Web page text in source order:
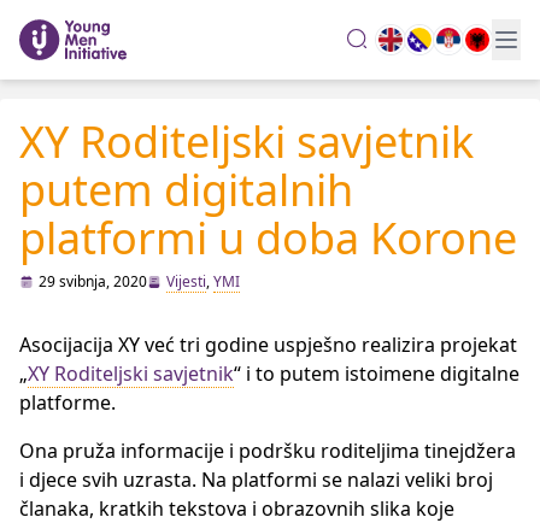
search
XY Roditeljski savjetnik
putem digitalnih
platformi u doba Korone
29 svibnja, 2020 Vijesti,YMI
Asocijacija XY već tri godine uspješno realizira projekat
„XY Roditeljski savjetnik“ i to putem istoimene digitalne
platforme.
Ona pruža informacije i podršku roditeljima tinejdžera
i djece svih uzrasta. Na platformi se nalazi veliki broj
članaka, kratkih tekstova i obrazovnih slika koje